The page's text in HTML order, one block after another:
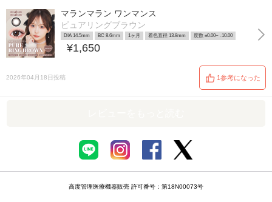
マランマラン ワンマンス
ピュアリングブラウン
DIA 14.5mm BC 8.6mm 1ヶ月 着色直径 13.8mm 度数 ±0.00~ -10.00
¥1,650
2026年04月18日投稿 1参考になった
高度管理医療機器販売 許可番号：第18N00073号